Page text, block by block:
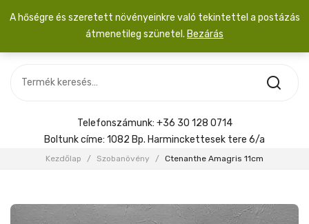
SZOBANÖVÉNY
KIEGÉSZÍTŐK
Menyasszonyi csokor
Telefonszámunk: +36 30 128 0714
Boltunk címe: 1082 Bp. Harminckettesek tere 6/a
Kezdőlap / Szobanövény / Ctenanthe Amagris 11cm
A hőségre és szeretett növényeinkre való tekintettel a postázás
átmenetileg szünetel. Bezárás